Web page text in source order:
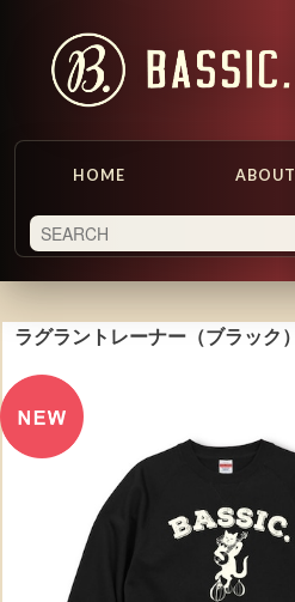
HOME ABOUT
ラグラントレーナー（ブラック）